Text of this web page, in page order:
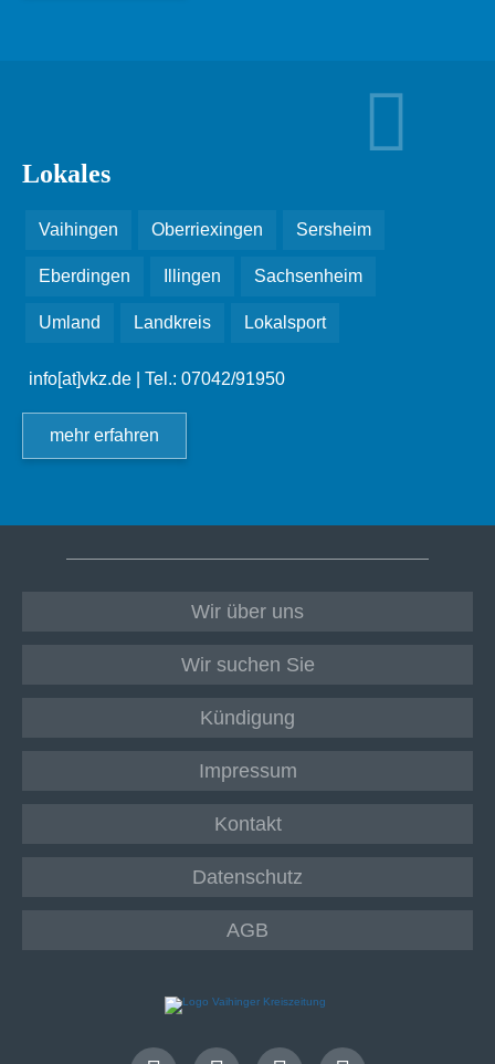
Lokales
Vaihingen Oberriexingen Sersheim
Eberdingen Illingen Sachsenheim
Umland Landkreis Lokalsport
info[at]vkz.de | Tel.: 07042/91950
mehr erfahren
Wir über uns
Wir suchen Sie
Kündigung
Impressum
Kontakt
Datenschutz
AGB